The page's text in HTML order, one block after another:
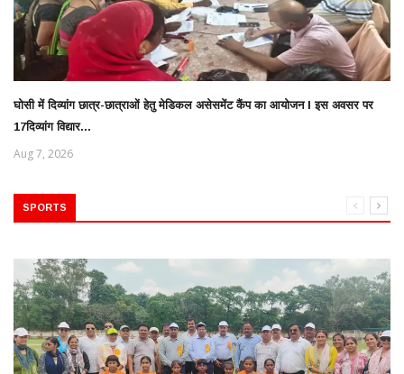
घोसी में दिव्यांग छात्र-छात्राओं हेतु मेडिकल असेसमेंट कैंप का आयोजन l इस अवसर पर
17दिव्यांग विद्यार...
Aug 7, 2026
SPORTS